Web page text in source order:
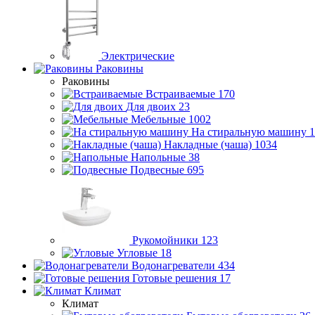
Электрические
Раковины
Раковины
Встраиваемые 170
Для двоих 23
Мебельные 1002
На стиральную машину
Накладные (чаша) 1034
Напольные 38
Подвесные 695
Рукомойники 123
Угловые 18
Водонагреватели 434
Готовые решения 17
Климат
Климат